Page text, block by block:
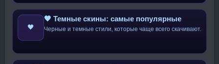
🖤
🖤 Темные скины: самые популярные
Черные и темные стили, которые чаще всего скачивают.